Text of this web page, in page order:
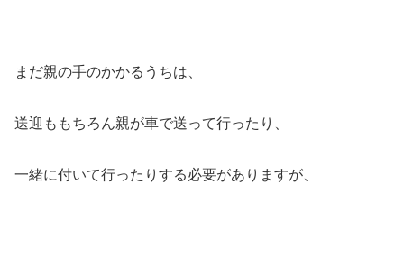
まだ親の手のかかるうちは、
送迎ももちろん親が車で送って行ったり、
一緒に付いて行ったりする必要がありますが、